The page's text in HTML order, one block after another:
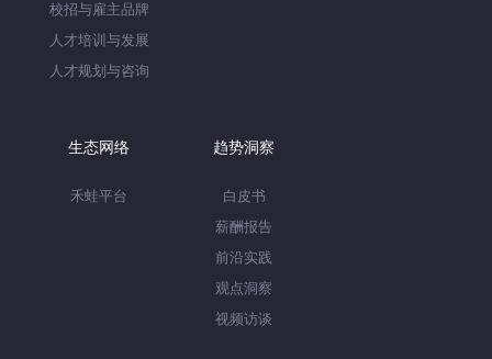
校招与雇主品牌
人才培训与发展
人才规划与咨询
生态网络
禾蛙平台
趋势洞察
白皮书
薪酬报告
前沿实践
观点洞察
视频访谈